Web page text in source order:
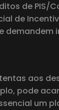
de PIS/
de
aos
pode